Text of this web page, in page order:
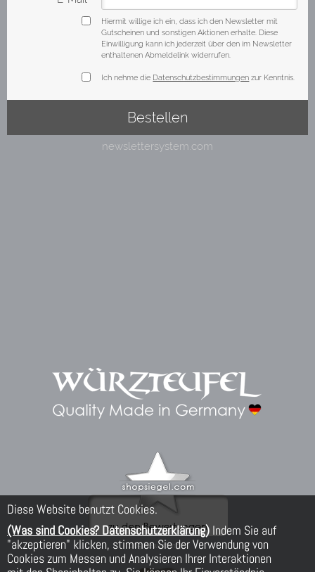
Diese Website benutzt Cookies.
(Was sind Cookies? Datenschutzerklärung) Indem Sie auf
"akzeptieren" klicken, stimmen Sie der Verwendung von
Cookies zum Messen und Analysieren Ihrer Interaktionen